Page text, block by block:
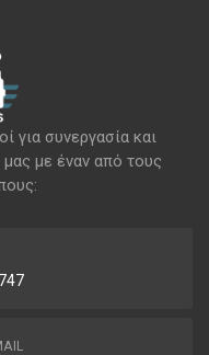
για συνεργασία και
μας με έναν από τους